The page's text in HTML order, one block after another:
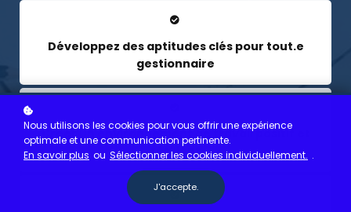
Développez des aptitudes clés pour tout.e
gestionnaire
Créer un environnement de travail positif et
résilient
Nous utilisons les cookies pour vous offrir une expérience
optimale et une communication pertinente.
En savoir plus ou Sélectionner les cookies individuellement. .
J'accepte.